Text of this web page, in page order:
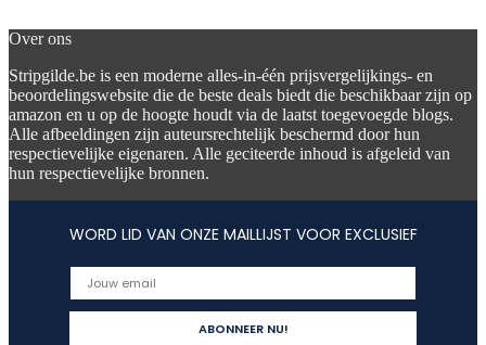
Over ons
Stripgilde.be is een moderne alles-in-één prijsvergelijkings- en
beoordelingswebsite die de beste deals biedt die beschikbaar zijn op
amazon en u op de hoogte houdt via de laatst toegevoegde blogs.
Alle afbeeldingen zijn auteursrechtelijk beschermd door hun
respectievelijke eigenaren. Alle geciteerde inhoud is afgeleid van
hun respectievelijke bronnen.
WORD LID VAN ONZE MAILLIJST VOOR EXCLUSIEF